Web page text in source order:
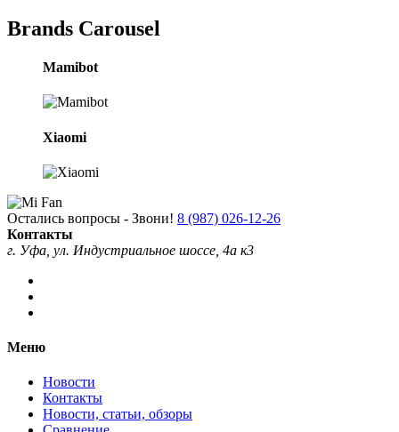
Brands Carousel
Mamibot
Xiaomi
Остались вопросы - Звони! 8 (987) 026-12-26
Контакты
г. Уфа, ул. Индустриальное шоссе, 4а к3
Меню
Новости
Контакты
Новости, статьи, обзоры